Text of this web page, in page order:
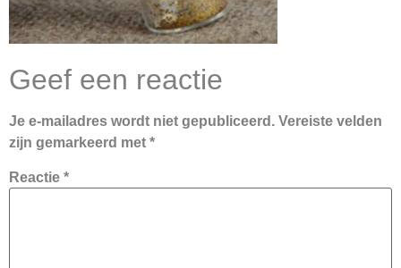
Geef een reactie
Je e-mailadres wordt niet gepubliceerd. Vereiste velden
zijn gemarkeerd met *
Reactie *